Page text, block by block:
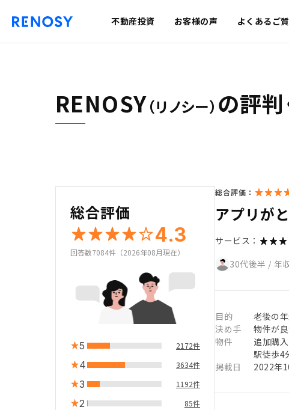
不動産投資 お客様の声 よくあるご
RENOSY（リノシー） の評判
総合評価
4.3
回答数7084件（2026年08月現在）
5 2172件
4 3634件
3 1192件
2 85件
総合評価：
アプリが
サービス：
30代後半 / 年
目的
老後の
決め手
物件が
物件
追加購
駅徒歩4
掲載日
2022年